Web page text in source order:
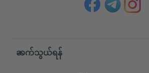
Service- und
ဆက်သွယ်ရန်